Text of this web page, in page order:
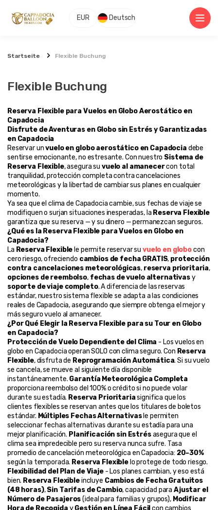
EUR Deutsch
Startseite Flexible Buchung
Flexible Buchung
Reserva Flexible para Vuelos en Globo Aerostático en
Capadocia
Disfrute de Aventuras en Globo sin Estrés y Garantizadas
en Capadocia
Reservar un vuelo en globo aerostático en Capadocia debe
sentirse emocionante, no estresante. Con nuestro Sistema de
Reserva Flexible, asegura su vuelo al amanecer con total
tranquilidad, protección completa contra cancelaciones
meteorológicas y la libertad de cambiar sus planes en cualquier
momento.
Ya sea que el clima de Capadocia cambie, sus fechas de viaje se
modifiquen o surjan situaciones inesperadas, la Reserva Flexible
garantiza que su reserva — y su dinero — permanezcan seguros.
¿Qué es la Reserva Flexible para Vuelos en Globo en
Capadocia?
La Reserva Flexible le permite reservar su vuelo en globo con
cero riesgo, ofreciendo cambios de fecha GRATIS, protección
contra cancelaciones meteorológicas, reserva prioritaria
opciones de reembolso, fechas de vuelo alternativas
y
soporte de viaje completo. A diferencia de las reservas
estándar, nuestro sistema flexible se adapta a las condiciones
reales de Capadocia, asegurando que siempre obtenga el mejor y
más seguro vuelo al amanecer.
¿Por Qué Elegir la Reserva Flexible para su Tour en Globo
en Capadocia?
Protección de Vuelo Dependiente del Clima - Los vuelos en
globo en Capadocia operan SOLO con clima seguro. Con Reserva
Flexible, disfruta de Reprogramación Automática. Si su vuelo
se cancela, se mueve al siguiente día disponible
instantáneamente. Garantía Meteorológica Completa
proporciona reembolso del 100% o crédito si no puede volar
durante su estadía. Reserva Prioritaria significa que los
clientes flexibles se reservan antes que los titulares de boletos
estándar. Múltiples Fechas Alternativas le permiten
seleccionar fechas alternativas durante su estadía para una
mejor planificación. Planificación sin Estrés asegura que el
clima sea impredecible pero su reserva nunca sufre. Tasa
promedio de cancelación meteorológica en Capadocia: 20–30%
según la temporada. Reserva Flexible lo protege de todo riesgo.
Flexibilidad del Plan de Viaje - Los planes cambian, y eso está
bien. Reserva Flexible incluye Cambios de Fecha Gratuitos
(48 horas), Sin Tarifas de Cambio, capacidad para Ajustar el
Número de Pasajeros (ideal para familias y grupos), Modificar
Hora de Recogida y Gestión en Línea Fácil con cambios